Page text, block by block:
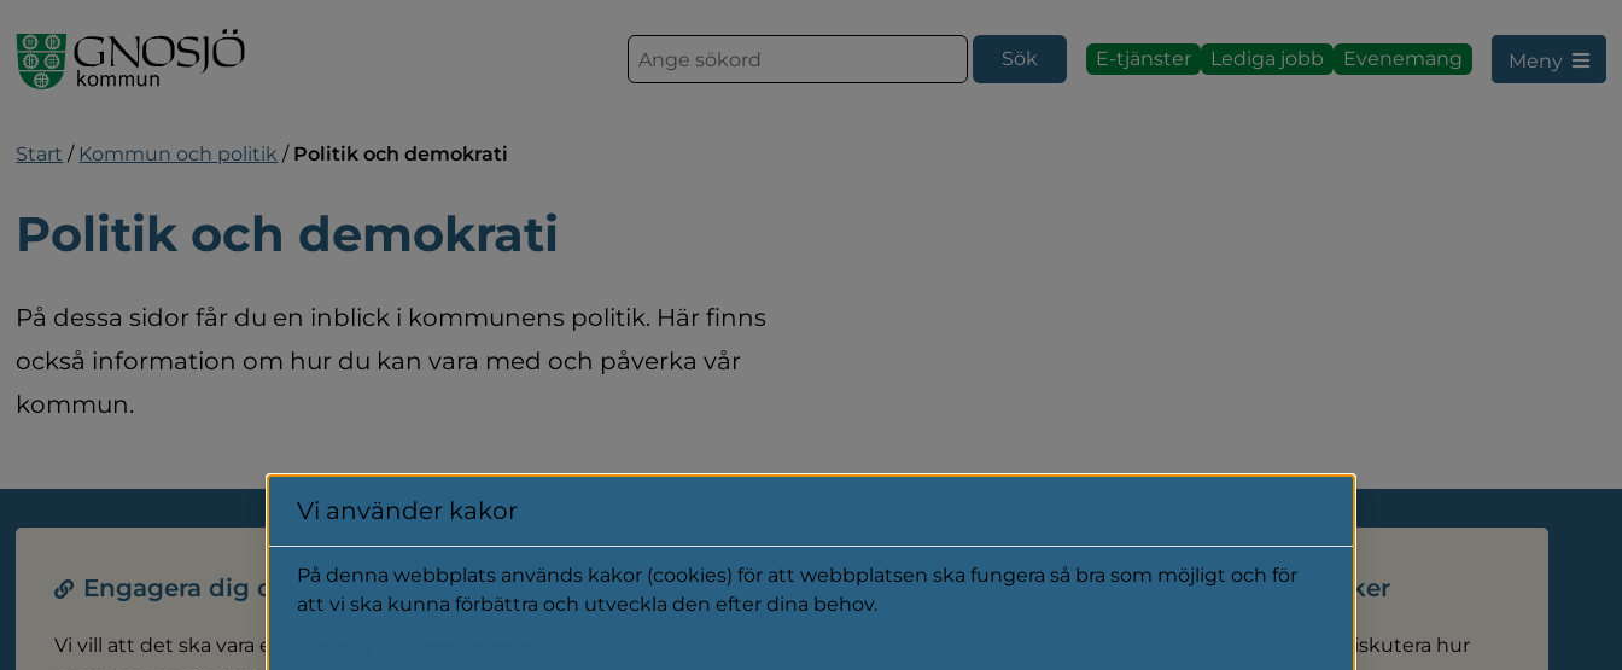
S
ö
E-tjänster Lediga jobb Evenemang Meny
Start / Kommun och politik / Politik och demokrati
Politik och demokrati
På dessa sidor får du en inblick i kommunens politik. Här finns
också information om hur du kan vara med och påverka vår
kommun.
Engagera dig och påverka
Vi vill att det ska vara enkelt för våra invånare
Kommunens organisation Kontakta våra politiker
Har du idéer, frågor eller vill diskutera hur
Vi använder kakor
På denna webbplats används kakor (cookies) för att webbplatsen ska fungera så bra som möjligt och för
att vi ska kunna förbättra och utveckla den efter dina behov.